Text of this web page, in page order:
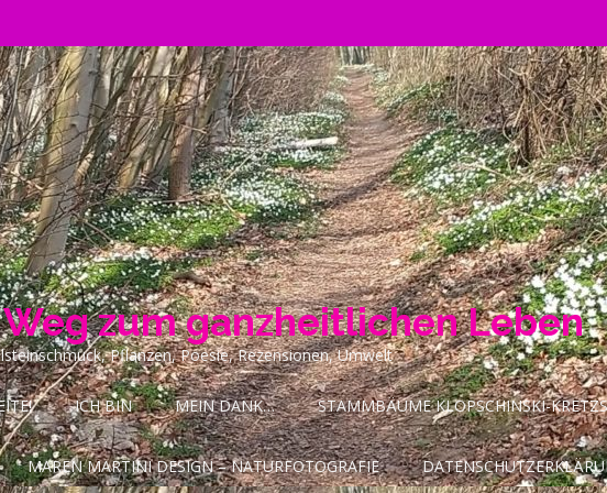
zum ganzheitlichen Leben
Pflanzen, Poesie, Rezensionen, Umwelt
ICH BIN MEIN DANK… STAMMBÄUME KLOPSCHINSKI-
MAREN MARTINI DESIGN – NATURFOTOGRAFIE